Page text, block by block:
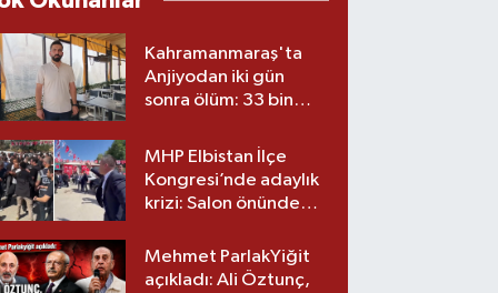
Kahramanmaraş'ta
Anjiyodan iki gün
sonra ölüm: 33 bin
savcılıkta
MHP Elbistan İlçe
Kongresi’nde adaylık
krizi: Salon önünde
Mehmet ParlakYiğit
açıkladı: Ali Öztunç,